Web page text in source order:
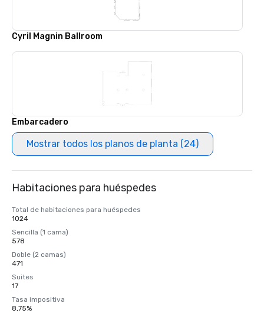
Cyril Magnin Ballroom
Embarcadero
Mostrar todos los planos de planta (24)
Habitaciones para huéspedes
Total de habitaciones para huéspedes
1024
Sencilla (1 cama)
578
Doble (2 camas)
471
Suites
17
Tasa impositiva
8,75%